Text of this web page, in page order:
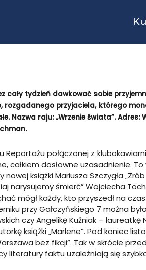
cały tydzień dawkować sobie
rozgadanego przyjaciela, którego
Nazwa raju: „Wrzenie świata”. Adres:
połączonej z
całkiem dosłowne uzasadnienie. To
książki Mariusza Szczygła
narysujemy śmierć” Wojciecha
mógł każdy, kto przyszedł na czas
przy Gałczyńskiego 7 można
czy Angelikę Kuźniak – laureatkę
książki „Marlene”. Pod koniec
bez fikcji”. Tak w skrócie
literatury faktu uzależniają się